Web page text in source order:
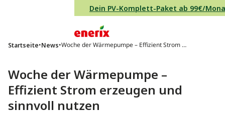
Direkt zum Inhalt wechselnDein PV-Komplett-Paket ab 99€/
Hauptnavigation
Startseite•News•Woche der Wärmepumpe – Effizient Strom e
Woche der Wärmepumpe –
Effizient Strom erzeugen und
sinnvoll nutzen